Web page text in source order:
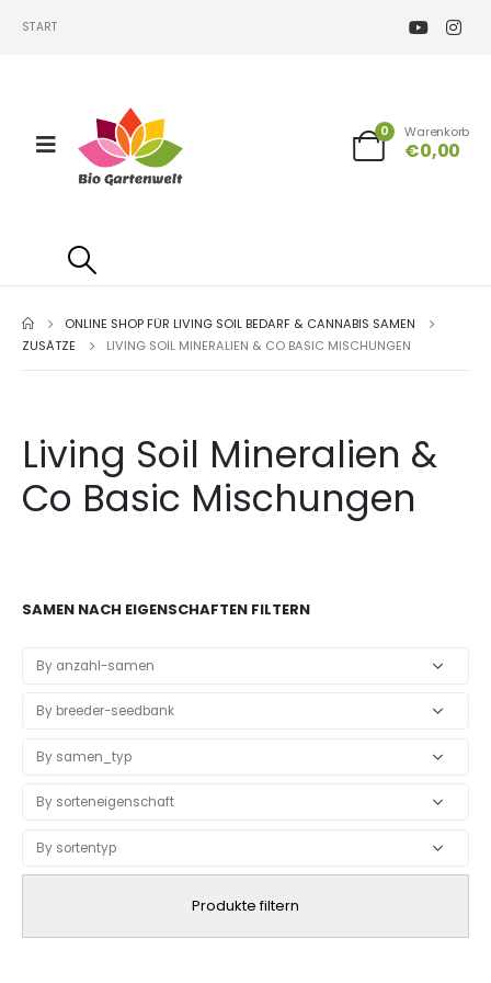
START
0 Warenkorb
€0,00
ONLINE SHOP FÜR LIVING SOIL BEDARF & CANNABIS SAMEN
ZUSÄTZE
LIVING SOIL MINERALIEN & CO BASIC MISCHUNGEN
Living Soil Mineralien &
Co Basic Mischungen
SAMEN NACH EIGENSCHAFTEN FILTERN
Produkte filtern